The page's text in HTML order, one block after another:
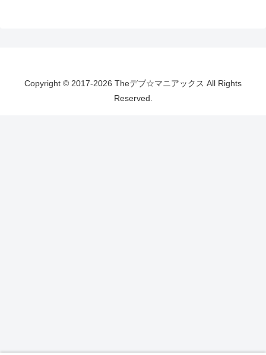
Copyright © 2017-2026 Theデブ☆マニアックス All Rights
Reserved.